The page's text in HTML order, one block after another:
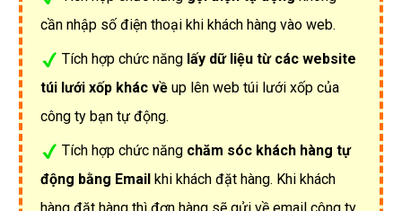
cần nhập số điện thoại khi khách hàng vào web.
Tích hợp chức năng lấy dữ liệu từ các website
túi lưới xốp khác về up lên web túi lưới xốp của
công ty bạn tự động.
Tích hợp chức năng chăm sóc khách hàng tự
động bằng Email khi khách đặt hàng. Khi khách